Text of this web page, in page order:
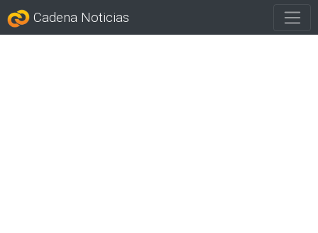
Cadena Noticias